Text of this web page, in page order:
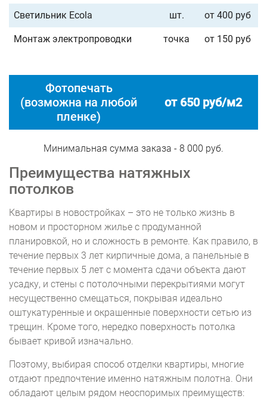
Светильник Ecola шт. от 400 руб
Монтаж электропроводки точка от 150 руб
Фотопечать
(возможна на любой
пленке)
от 650 руб/м2
Минимальная сумма заказа - 8 000 руб.
Преимущества натяжных
потолков
Квартиры в новостройках – это не только жизнь в
новом и просторном жилье с продуманной
планировкой, но и сложность в ремонте. Как правило, в
течение первых 3 лет кирпичные дома, а панельные в
течение первых 5 лет с момента сдачи объекта дают
усадку, и стены с потолочными перекрытиями могут
несущественно смещаться, покрывая идеально
оштукатуренные и окрашенные поверхности сетью из
трещин. Кроме того, нередко поверхность потолка
бывает кривой изначально.
Поэтому, выбирая способ отделки квартиры, многие
отдают предпочтение именно натяжным полотна. Они
обладают целым рядом неоспоримых преимуществ: